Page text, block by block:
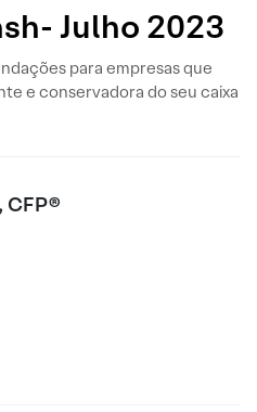
Julho 2023
para empresas que
e conservadora do seu caixa
CFP®